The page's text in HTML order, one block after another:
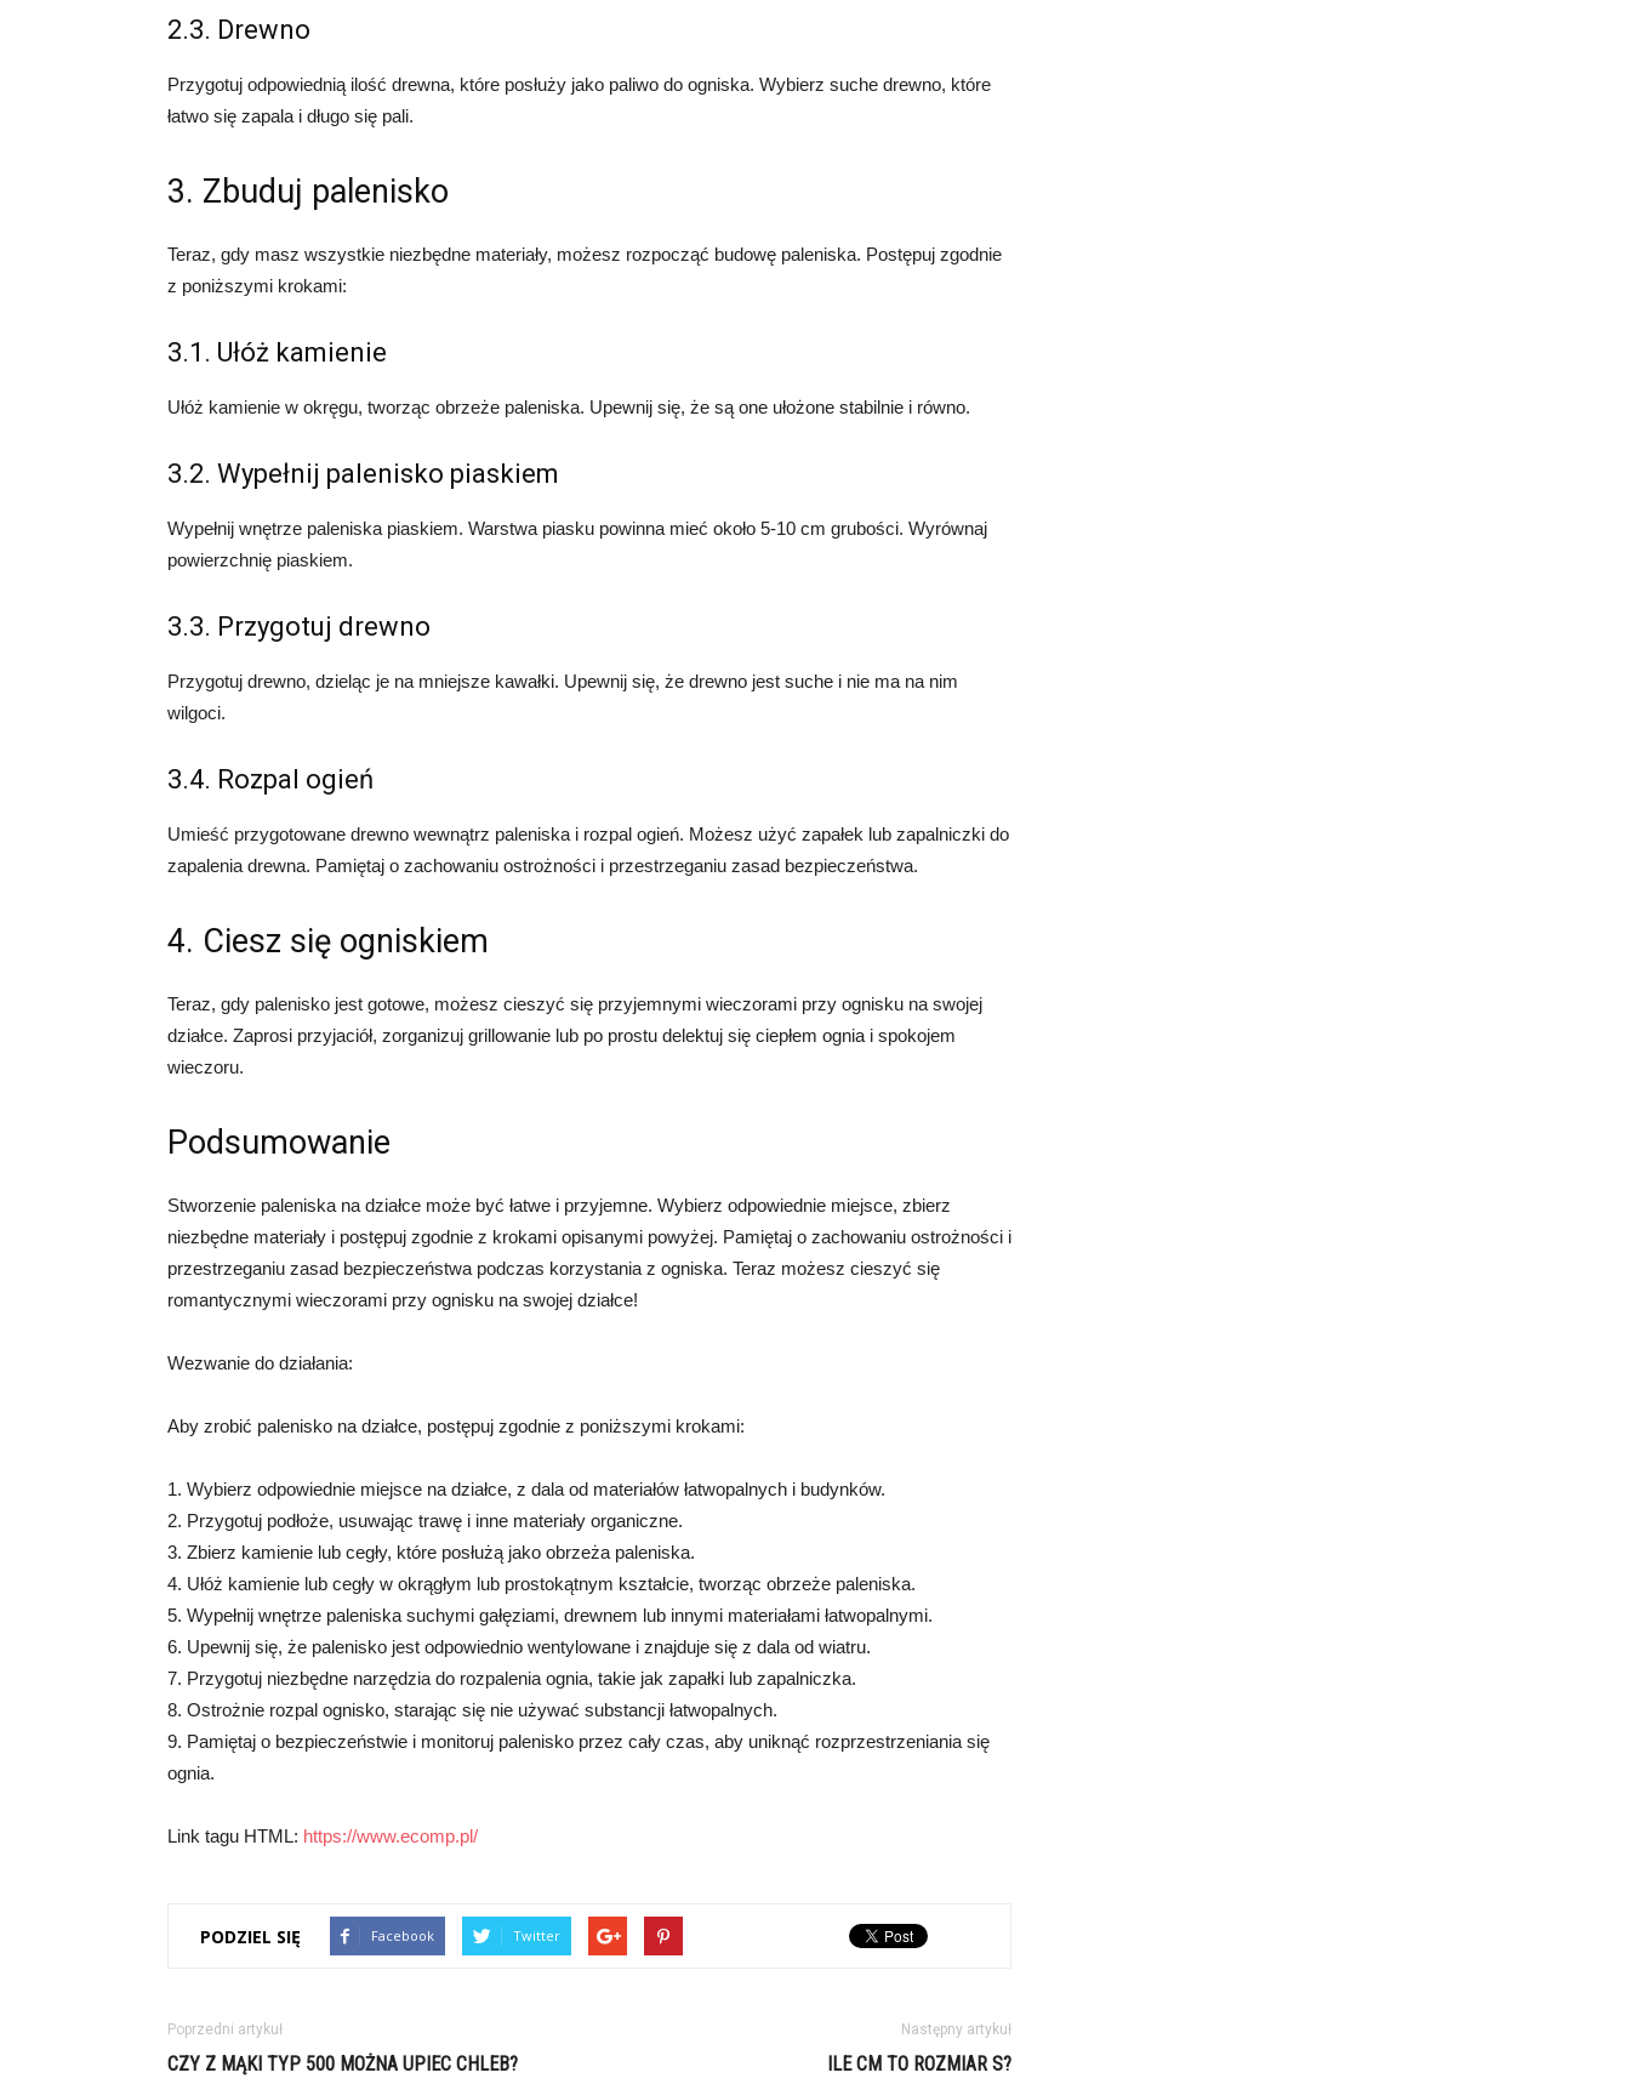
2.3. Drewno
Przygotuj odpowiednią ilość drewna, które posłuży jako paliwo do ogniska. Wybierz suche drewno, które
łatwo się zapala i długo się pali.
3. Zbuduj palenisko
Teraz, gdy masz wszystkie niezbędne materiały, możesz rozpocząć budowę paleniska. Postępuj zgodnie
z poniższymi krokami:
3.1. Ułóż kamienie
Ułóż kamienie w okręgu, tworząc obrzeże paleniska. Upewnij się, że są one ułożone stabilnie i równo.
3.2. Wypełnij palenisko piaskiem
Wypełnij wnętrze paleniska piaskiem. Warstwa piasku powinna mieć około 5-10 cm grubości. Wyrównaj
powierzchnię piaskiem.
3.3. Przygotuj drewno
Przygotuj drewno, dzieląc je na mniejsze kawałki. Upewnij się, że drewno jest suche i nie ma na nim
wilgoci.
3.4. Rozpal ogień
Umieść przygotowane drewno wewnątrz paleniska i rozpal ogień. Możesz użyć zapałek lub zapalniczki do
zapalenia drewna. Pamiętaj o zachowaniu ostrożności i przestrzeganiu zasad bezpieczeństwa.
4. Ciesz się ogniskiem
Teraz, gdy palenisko jest gotowe, możesz cieszyć się przyjemnymi wieczorami przy ognisku na swojej
działce. Zaprosi przyjaciół, zorganizuj grillowanie lub po prostu delektuj się ciepłem ognia i spokojem
wieczoru.
Podsumowanie
Stworzenie paleniska na działce może być łatwe i przyjemne. Wybierz odpowiednie miejsce, zbierz
niezbędne materiały i postępuj zgodnie z krokami opisanymi powyżej. Pamiętaj o zachowaniu ostrożności i
przestrzeganiu zasad bezpieczeństwa podczas korzystania z ogniska. Teraz możesz cieszyć się
romantycznymi wieczorami przy ognisku na swojej działce!
Wezwanie do działania:
Aby zrobić palenisko na działce, postępuj zgodnie z poniższymi krokami:
1. Wybierz odpowiednie miejsce na działce, z dala od materiałów łatwopalnych i budynków.
2. Przygotuj podłoże, usuwając trawę i inne materiały organiczne.
3. Zbierz kamienie lub cegły, które posłużą jako obrzeża paleniska.
4. Ułóż kamienie lub cegły w okrągłym lub prostokątnym kształcie, tworząc obrzeże paleniska.
5. Wypełnij wnętrze paleniska suchymi gałęziami, drewnem lub innymi materiałami łatwopalnymi.
6. Upewnij się, że palenisko jest odpowiednio wentylowane i znajduje się z dala od wiatru.
7. Przygotuj niezbędne narzędzia do rozpalenia ognia, takie jak zapałki lub zapalniczka.
8. Ostrożnie rozpal ognisko, starając się nie używać substancji łatwopalnych.
9. Pamiętaj o bezpieczeństwie i monitoruj palenisko przez cały czas, aby uniknąć rozprzestrzeniania się
ognia.
Link tagu HTML: https://www.ecomp.pl/
PODZIEL SIĘ Facebook Twitter
Poprzedni artykuł
CZY Z MĄKI TYP 500 MOŻNA UPIEC CHLEB?
Następny artykuł
ILE CM TO ROZMIAR S?